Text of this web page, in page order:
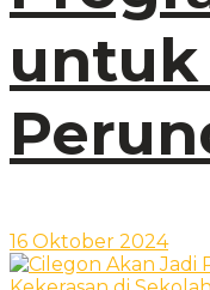
untuk
16 Oktober 2024